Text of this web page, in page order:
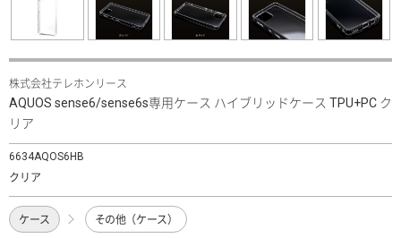
株式会社テレホンリース
AQUOS sense6/sense6s専用ケース ハイブリッドケース TPU+PC ク
リア
6634AQOS6HB
クリア
ケース その他（ケース）